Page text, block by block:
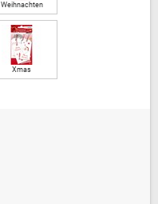
Weihnachten
Xmas